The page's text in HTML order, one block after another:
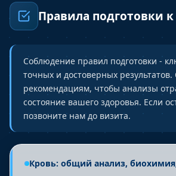
Правила подготовки
Соблюдение правил подготовки -
точных и достоверных результатов.
рекомендациям, чтобы анализы
состояние вашего здоровья. Если
позвоните нам до визита.
Кровь: общий анализ,